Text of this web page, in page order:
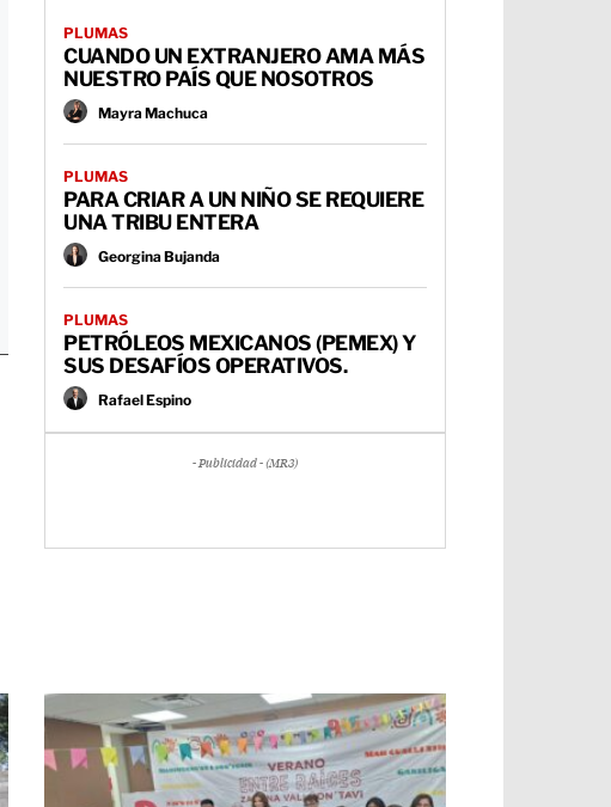
PLUMAS
CUANDO UN EXTRANJERO AMA MÁS
NUESTRO PAÍS QUE NOSOTROS
Mayra Machuca
PLUMAS
PARA CRIAR A UN NIÑO SE REQUIERE
UNA TRIBU ENTERA
Georgina Bujanda
PLUMAS
PETRÓLEOS MEXICANOS (PEMEX) Y
SUS DESAFÍOS OPERATIVOS.
Rafael Espino
- Publicidad - (MR3)